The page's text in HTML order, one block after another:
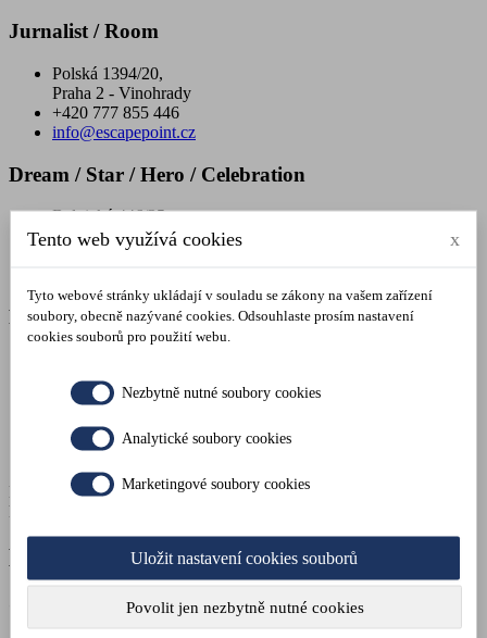
Jurnalist / Room
Polská 1394/20,
Praha 2 - Vinohrady
+420 777 855 446
info@escapepoint.cz
Dream / Star / Hero / Celebration
Belgická 446/35,
Praha 2 - Vinohrady
+420 777 855 446
Prison / The Case
Praha 2 -Vinohrady
+420 777 855 446
IČO: 05729262
Responsible person: Jindřich Marek
Do you have a question?
Call or write us!
Tento web využívá cookies x
Tyto webové stránky ukládají v souladu se zákony na vašem zařízení
soubory, obecně nazývané cookies. Odsouhlaste prosím nastavení
cookies souborů pro použití webu.
Nezbytně nutné soubory cookies
Analytické soubory cookies
Marketingové soubory cookies
Uložit nastavení cookies souborů
Povolit jen nezbytně nutné cookies